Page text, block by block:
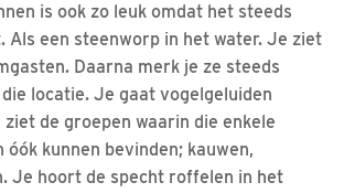
is ook zo leuk omdat het steeds
een steenworp in het water. Je ziet
Daarna merk je ze steeds
locatie. Je gaat vogelgeluiden
ziet de groepen waarin die enkele
óók kunnen bevinden; kauwen,
Je hoort de specht roffelen in het